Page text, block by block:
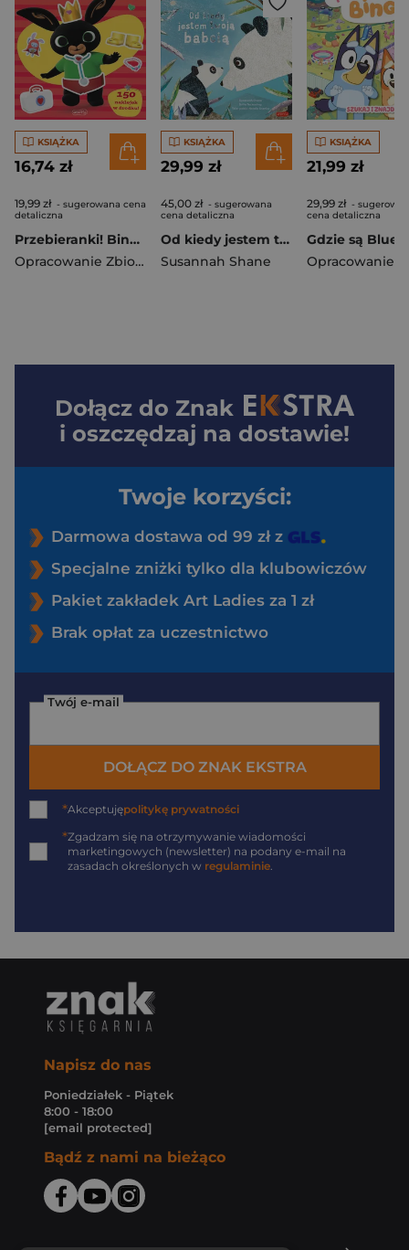
KSIĄŻKA
16,74 zł
19,99 zł - sugerowana cena
detaliczna
Przebieranki! Bing. Zabawy i zadania z naklejkami
Opracowanie Zbiorowe
KSIĄŻKA
29,99 zł
45,00 zł - sugerowana
cena detaliczna
Od kiedy jestem twoją babcią. Od kiedy jestem
Susannah Shane
KSIĄŻKA
21,99 zł
29,99 zł -
cena detaliczna
Dołącz do Znak
i oszczędzaj na dostawie!
Twoje korzyści:
Darmowa dostawa od 99 zł z
Specjalne zniżki tylko dla klubowiczów
Pakiet zakładek Art Ladies za 1 zł
Brak opłat za uczestnictwo
Twój e-mail
DOŁĄCZ DO ZNAK EKSTRA
*Akceptujępolitykę prywatności
*Zgadzam się na otrzymywanie wiadomości
marketingowych (newsletter) na podany e-mail na
zasadach określonych w regulaminie.
Napisz do nas
Poniedziałek - Piątek
8:00 - 18:00
[email protected]
Bądź z nami na bieżąco